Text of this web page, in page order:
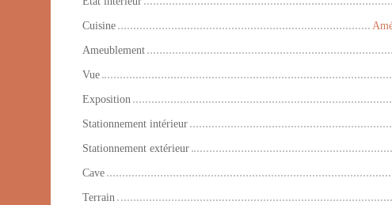
Cuisine
Ameublement
Vue
Exposition
Stationnement intérieur
Stationnement extérieur
Cave
Terrain